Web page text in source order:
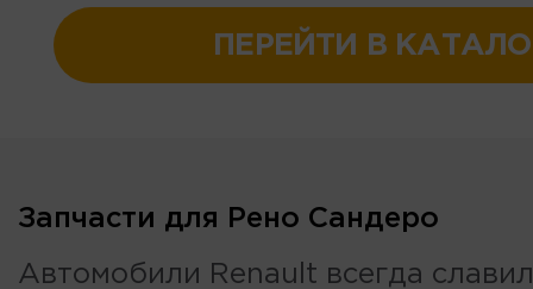
ПЕРЕЙТИ В
Запчасти для Рено Сандеро
Автомобили Renault всегда